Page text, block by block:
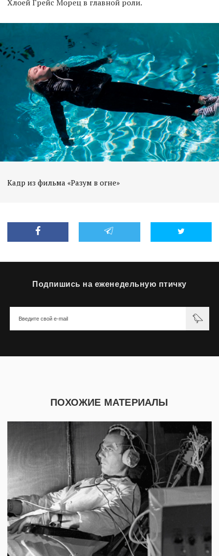
Хлоей Грейс Морец в главной роли.
Кадр из фильма «Разум в огне»
Подпишись на еженедельную птичку
ПОХОЖИЕ МАТЕРИАЛЫ